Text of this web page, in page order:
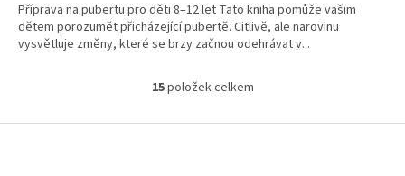
Příprava na pubertu pro děti 8–12 let Tato kniha pomůže vašim
dětem porozumět přicházející pubertě. Citlivě, ale narovinu
vysvětluje změny, které se brzy začnou odehrávat v...
O
l
15položek celkem